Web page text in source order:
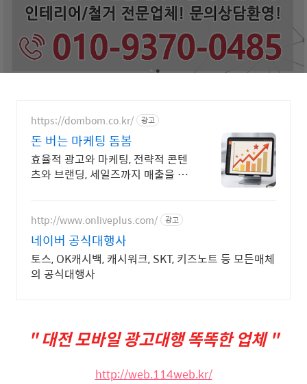
https://dombom.co.kr/ 광고
돈 버는 마케팅 돔봄
효율적 광고와 마케팅, 전략적 콘텐
츠와 브랜딩, 세일즈까지 매출을 위
http://www.onliveplus.com/ 광고
네이버 공식대행사
토스, OK캐시백, 캐시워크, SKT, 키즈노트 등 모든매체
의 공식대행사
" 대전 모바일 광고대행 똑똑한 업체 "
http://web.114web.kr/